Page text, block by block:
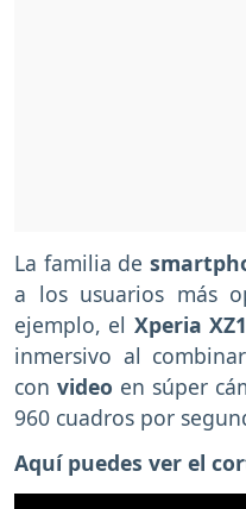
La familia de
a los usuarios más
ejemplo, el Xperia XZ1
inmersivo al
con video en súper
960 cuadros por
Aquí puedes ver el